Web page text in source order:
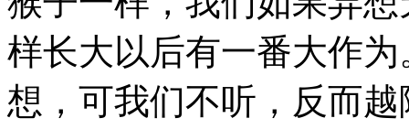
样长大以后有一番大作
想，可我们不听，反而